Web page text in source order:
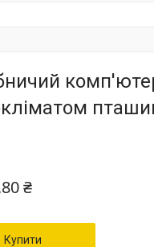
₴
Купити